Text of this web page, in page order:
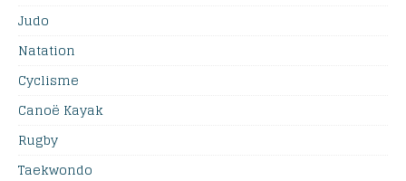
Judo
Natation
Cyclisme
Canoë Kayak
Rugby
Taekwondo